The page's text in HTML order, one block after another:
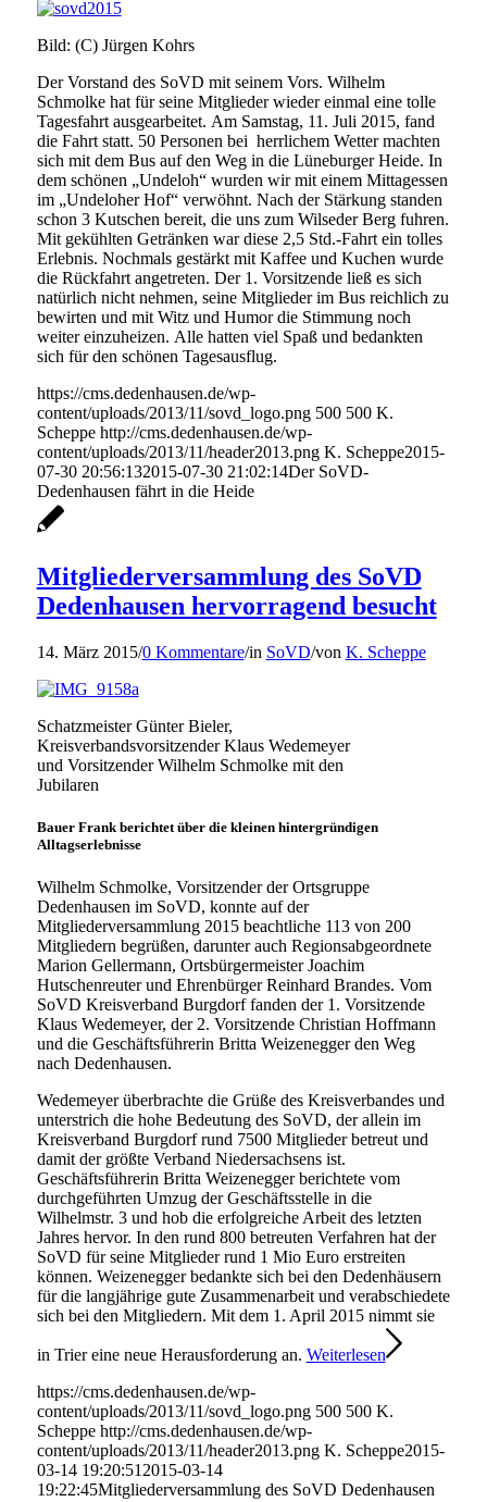
Bild: (C) Jürgen Kohrs
Der Vorstand des SoVD mit seinem Vors. Wilhelm
Schmolke hat für seine Mitglieder wieder einmal eine tolle
Tagesfahrt ausgearbeitet. Am Samstag, 11. Juli 2015, fand
die Fahrt statt. 50 Personen bei herrlichem Wetter machten
sich mit dem Bus auf den Weg in die Lüneburger Heide. In
dem schönen „Undeloh“ wurden wir mit einem Mittagessen
im „Undeloher Hof“ verwöhnt. Nach der Stärkung standen
schon 3 Kutschen bereit, die uns zum Wilseder Berg fuhren.
Mit gekühlten Getränken war diese 2,5 Std.-Fahrt ein tolles
Erlebnis. Nochmals gestärkt mit Kaffee und Kuchen wurde
die Rückfahrt angetreten. Der 1. Vorsitzende ließ es sich
natürlich nicht nehmen, seine Mitglieder im Bus reichlich zu
bewirten und mit Witz und Humor die Stimmung noch
weiter einzuheizen. Alle hatten viel Spaß und bedankten
sich für den schönen Tagesausflug.
https://cms.dedenhausen.de/wp-
content/uploads/2013/11/sovd_logo.png 500 500 K.
Scheppe http://cms.dedenhausen.de/wp-
content/uploads/2013/11/header2013.png K. Scheppe2015-
07-30 20:56:132015-07-30 21:02:14Der SoVD-
Dedenhausen fährt in die Heide
Mitgliederversammlung des SoVD
Dedenhausen hervorragend besucht
14. März 2015/0 Kommentare/in SoVD/von K. Scheppe
Schatzmeister Günter Bieler,
Kreisverbandsvorsitzender Klaus Wedemeyer
und Vorsitzender Wilhelm Schmolke mit den
Jubilaren
Bauer Frank berichtet über die kleinen hintergründigen
Alltagserlebnisse
Wilhelm Schmolke, Vorsitzender der Ortsgruppe
Dedenhausen im SoVD, konnte auf der
Mitgliederversammlung 2015 beachtliche 113 von 200
Mitgliedern begrüßen, darunter auch Regionsabgeordnete
Marion Gellermann, Ortsbürgermeister Joachim
Hutschenreuter und Ehrenbürger Reinhard Brandes. Vom
SoVD Kreisverband Burgdorf fanden der 1. Vorsitzende
Klaus Wedemeyer, der 2. Vorsitzende Christian Hoffmann
und die Geschäftsführerin Britta Weizenegger den Weg
nach Dedenhausen.
Wedemeyer überbrachte die Grüße des Kreisverbandes und
unterstrich die hohe Bedeutung des SoVD, der allein im
Kreisverband Burgdorf rund 7500 Mitglieder betreut und
damit der größte Verband Niedersachsens ist.
Geschäftsführerin Britta Weizenegger berichtete vom
durchgeführten Umzug der Geschäftsstelle in die
Wilhelmstr. 3 und hob die erfolgreiche Arbeit des letzten
Jahres hervor. In den rund 800 betreuten Verfahren hat der
SoVD für seine Mitglieder rund 1 Mio Euro erstreiten
können. Weizenegger bedankte sich bei den Dedenhäusern
für die langjährige gute Zusammenarbeit und verabschiedete
sich bei den Mitgliedern. Mit dem 1. April 2015 nimmt sie
in Trier eine neue Herausforderung an. Weiterlesen
https://cms.dedenhausen.de/wp-
content/uploads/2013/11/sovd_logo.png 500 500 K.
Scheppe http://cms.dedenhausen.de/wp-
content/uploads/2013/11/header2013.png K. Scheppe2015-
03-14 19:20:512015-03-14
19:22:45Mitgliederversammlung des SoVD Dedenhausen